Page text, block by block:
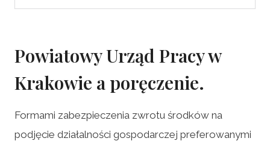
Powiatowy Urząd Pracy w
Krakowie a poręczenie.
Formami zabezpieczenia zwrotu środków na
podjęcie działalności gospodarczej preferowanymi